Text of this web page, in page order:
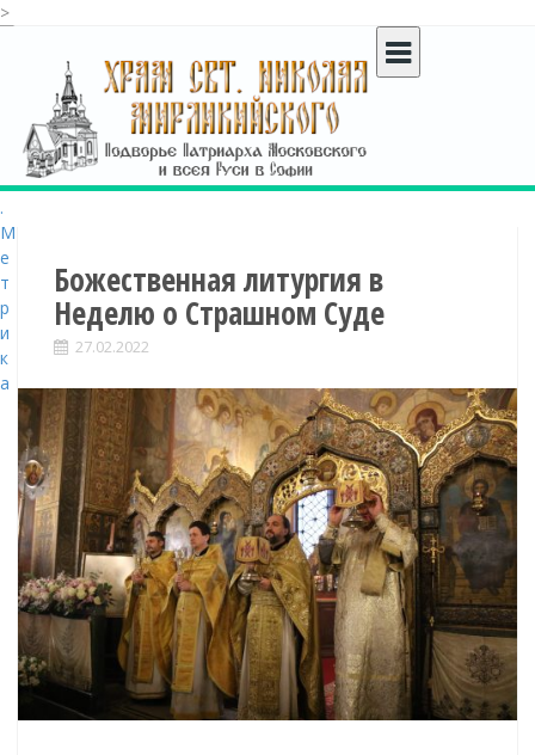
>
c
o
n
t
e
n
t
Божественная литургия в
Неделю о Страшном Суде
27.02.2022